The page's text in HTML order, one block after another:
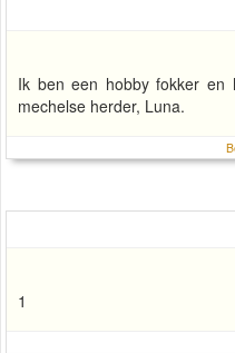
Ik ben een hobby fokker en
mechelse herder, Luna.
1